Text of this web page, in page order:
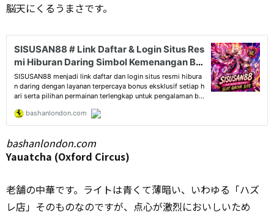
脳天にくるうまさです。
bashanlondon.com
Yauatcha (Oxford Circus)
老舗の中華です。ライトは青くて薄暗い、いわゆる「ハズ
レ店」そのものなのですが、点心が激烈においしいため